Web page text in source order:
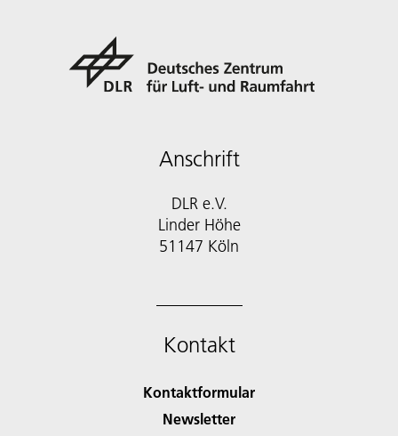
Anschrift
DLR e.V.
Linder Höhe
51147 Köln
Kontakt
Kontaktformular
Newsletter